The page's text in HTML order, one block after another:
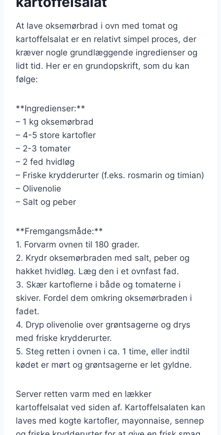
At lave oksemørbrad i ovn med tomat og
kartoffelsalat er en relativt simpel proces, der
kræver nogle grundlæggende ingredienser og
lidt tid. Her er en grundopskrift, som du kan
følge:
**Ingredienser:**
– 1 kg oksemørbrad
– 4-5 store kartofler
– 2-3 tomater
– 2 fed hvidløg
– Friske krydderurter (f.eks. rosmarin og timian)
– Olivenolie
– Salt og peber
**Fremgangsmåde:**
1. Forvarm ovnen til 180 grader.
2. Krydr oksemørbraden med salt, peber og
hakket hvidløg. Læg den i et ovnfast fad.
3. Skær kartoflerne i både og tomaterne i
skiver. Fordel dem omkring oksemørbraden i
fadet.
4. Dryp olivenolie over grøntsagerne og drys
med friske krydderurter.
5. Steg retten i ovnen i ca. 1 time, eller indtil
kødet er mørt og grøntsagerne er let gyldne.
Server retten varm med en lækker
kartoffelsalat ved siden af. Kartoffelsalaten kan
laves med kogte kartofler, mayonnaise, sennep